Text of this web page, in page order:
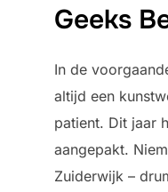
Geeks
In de
altijd een
patient. Dit jaar
aangepakt.
Zuiderwijk –